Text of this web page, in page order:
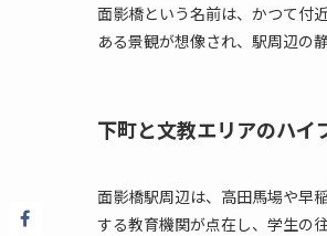
面影橋という名前は、かつて付
ある景観が想像され、駅周辺の
下町と文教エリアのハイ
面影橋駅周辺は、高田馬場や早
する教育機関が点在し、学生の